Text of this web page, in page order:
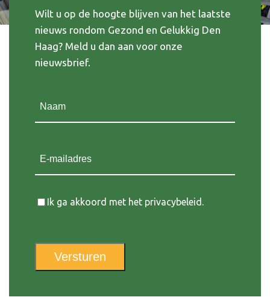
Wilt u op de hoogte blijven van het laatste
nieuws rondom Gezond en Gelukkig Den
Haag? Meld u dan aan voor onze
nieuwsbrief.
Instemming
Ik ga akkoord met het privacybeleid.
Versturen